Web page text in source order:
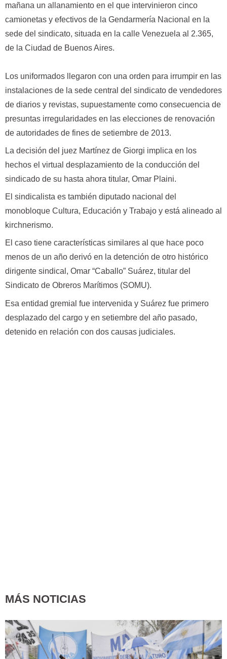
mañana un allanamiento en el que intervinieron cinco
camionetas y efectivos de la Gendarmería Nacional en la
sede del sindicato, situada en la calle Venezuela al 2.365,
de la Ciudad de Buenos Aires.
Los uniformados llegaron con una orden para irrumpir en las
instalaciones de la sede central del sindicato de vendedores
de diarios y revistas, supuestamente como consecuencia de
presuntas irregularidades en las elecciones de renovación
de autoridades de fines de setiembre de 2013.
La decisión del juez Martínez de Giorgi implica en los
hechos el virtual desplazamiento de la conducción del
sindicado de su hasta ahora titular, Omar Plaini.
El sindicalista es también diputado nacional del
monobloque Cultura, Educación y Trabajo y está alineado al
kirchnerismo.
El caso tiene características similares al que hace poco
menos de un año derivó en la detención de otro histórico
dirigente sindical, Omar “Caballo” Suárez, titular del
Sindicato de Obreros Marítimos (SOMU).
Esa entidad gremial fue intervenida y Suárez fue primero
desplazado del cargo y en setiembre del año pasado,
detenido en relación con dos causas judiciales.
MÁS NOTICIAS